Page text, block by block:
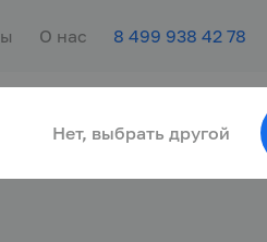
О нас 8 499 938 42 78
Найти работу Для молодёжи
Нет, выбрать другой